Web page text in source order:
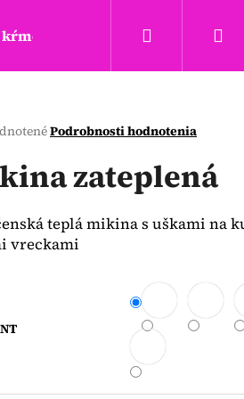
kŕmenie a hryzadla Täta rings
Podrobnosti hodnotenia
zateplená
teplá mikina s uškami na
vreckami